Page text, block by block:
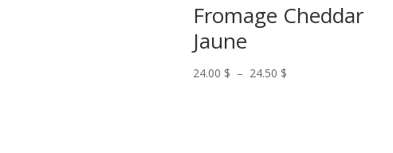
Fromage Cheddar
Jaune
24.00 $ – 24.50 $Plage